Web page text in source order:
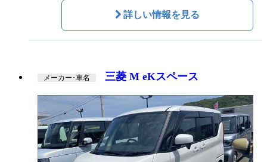
詳しい情報を見る
メーカー･車名 三菱 M eKスペース